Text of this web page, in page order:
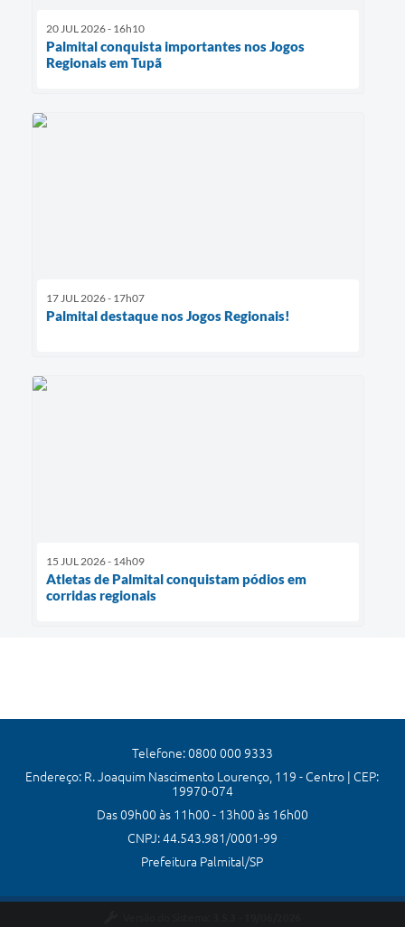
20 JUL 2026 - 16h10
Palmital conquista importantes nos Jogos
Regionais em Tupã
17 JUL 2026 - 17h07
Palmital destaque nos Jogos Regionais!
15 JUL 2026 - 14h09
Atletas de Palmital conquistam pódios em
corridas regionais
Telefone: 0800 000 9333
Endereço: R. Joaquim Nascimento Lourenço, 119 - Centro | CEP:
19970-074
Das 09h00 às 11h00 - 13h00 às 16h00
CNPJ: 44.543.981/0001-99
Prefeitura Palmital/SP